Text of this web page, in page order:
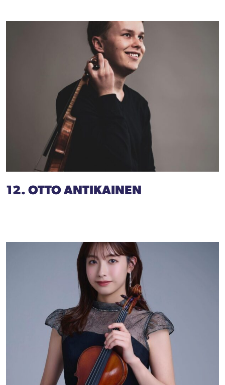
12. OTTO ANTIKAINEN